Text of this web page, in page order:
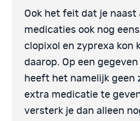
Ook het feit dat je naast
medicaties ook nog
clopixol en zyprexa kon
daarop. Op een
heeft het namelijk geen
extra medicatie te
versterk je dan alleen